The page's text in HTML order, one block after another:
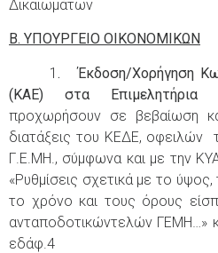
Δικαιωμάτων
Β. ΥΠΟΥΡΓΕΙΟ ΟΙΚΟΝΟΜΙΚΩΝ
1 . Έκδοση/Χορήγηση
(ΚΑΕ) στα Επιμελητήρια
προχωρήσουν σε βεβαίωση
διατάξεις του ΚΕΔΕ,
Γ.Ε.ΜΗ., σύμφωνα και με την
«Ρυθμίσεις σχετικά με το
το χρόνο και τους όρους
ανταποδοτικώντελών ΓΕΜΗ…»
εδάφ.4